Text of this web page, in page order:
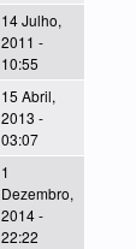
14 Julho,
2011 -
10:55
15 Abril,
2013 -
03:07
1
Dezembro,
2014 -
22:22